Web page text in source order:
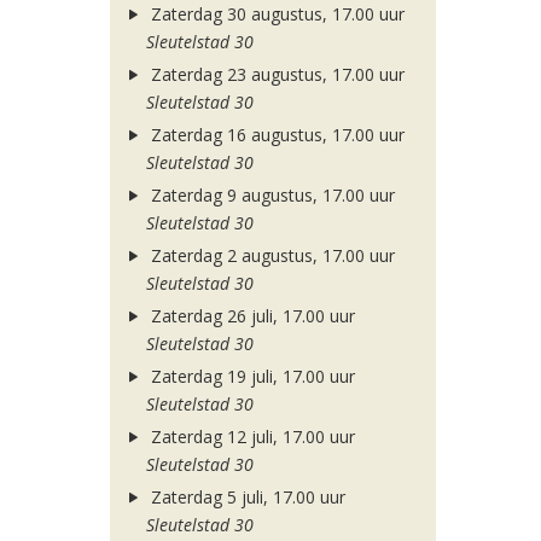
Zaterdag 30 augustus, 17.00 uur
Sleutelstad 30
Zaterdag 23 augustus, 17.00 uur
Sleutelstad 30
Zaterdag 16 augustus, 17.00 uur
Sleutelstad 30
Zaterdag 9 augustus, 17.00 uur
Sleutelstad 30
Zaterdag 2 augustus, 17.00 uur
Sleutelstad 30
Zaterdag 26 juli, 17.00 uur
Sleutelstad 30
Zaterdag 19 juli, 17.00 uur
Sleutelstad 30
Zaterdag 12 juli, 17.00 uur
Sleutelstad 30
Zaterdag 5 juli, 17.00 uur
Sleutelstad 30